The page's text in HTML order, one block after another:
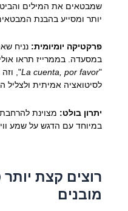
שמבטאים את המילים
יותר ומסייע בהבנת
פרקטיקה יומיומית: נניח
במסעדה. בממרייז תראו
"
La cuenta, por favor
",
לסיטואציה אמיתית ולצליל
יתרון בולט: מצוינת
במיוחד עם הדגש על שמע
רוצים קצת
מובנים